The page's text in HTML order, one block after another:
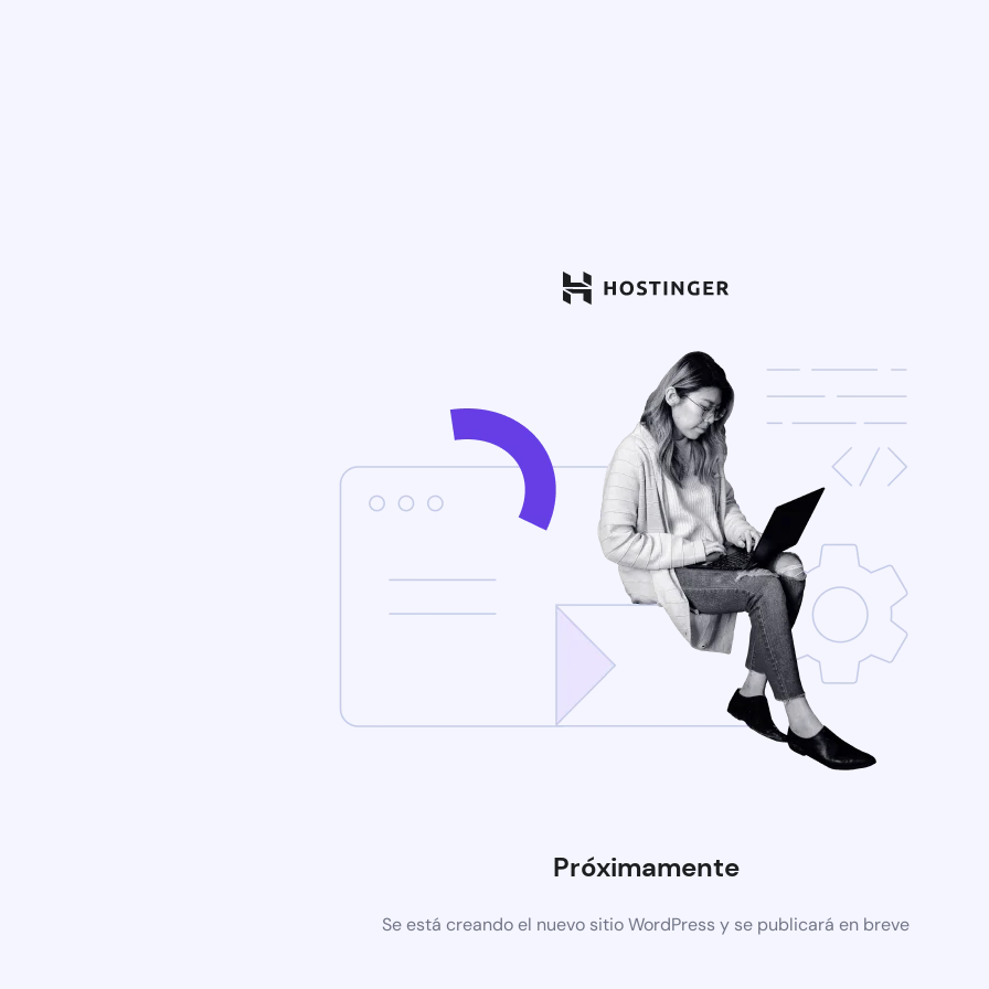
Próximamente
Se está creando el nuevo sitio WordPress y se publicará en breve